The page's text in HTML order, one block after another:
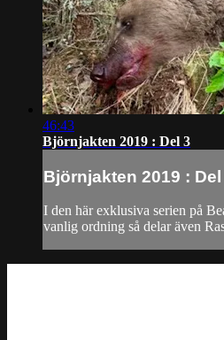
46:43
Björnjakten 2019 : Del 3
Björnjakten 2019 : Del
I den här exklusiva serien på
vanlig ordning så delar även